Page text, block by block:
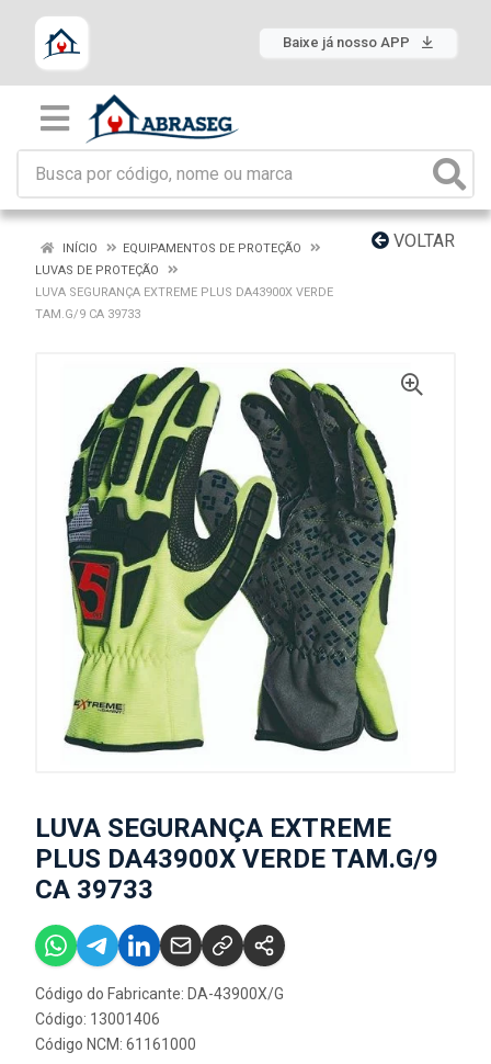
Baixe já nosso APP
VOLTAR
INÍCIO
EQUIPAMENTOS DE PROTEÇÃO
LUVAS DE PROTEÇÃO
LUVA SEGURANÇA EXTREME PLUS DA43900X VERDE
TAM.G/9 CA 39733
LUVA SEGURANÇA EXTREME
PLUS DA43900X VERDE TAM.G/9
CA 39733
Código do Fabricante: DA-43900X/G
Código: 13001406
Código NCM: 61161000